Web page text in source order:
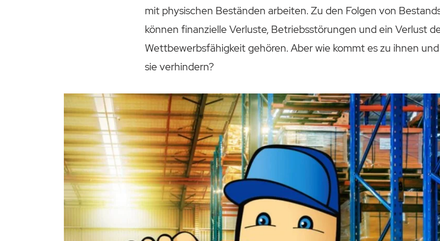
mit physischen Beständen arbeiten. Zu den Folgen von
können finanzielle Verluste, Betriebsstörungen und ein Verlust
Wettbewerbsfähigkeit gehören. Aber wie kommt es zu ihnen
sie verhindern?